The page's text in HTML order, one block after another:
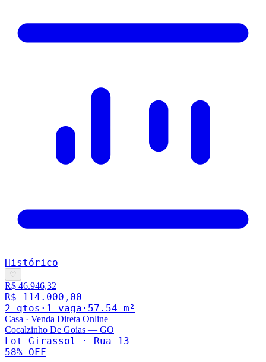
Histórico
♡
R$ 46.946,32
R$ 114.000,00
2 qtos · 1 vaga · 57.54 m²
Casa · Venda Direta Online
Cocalzinho De Goias — GO
Lot Girassol · Rua 13
58% OFF